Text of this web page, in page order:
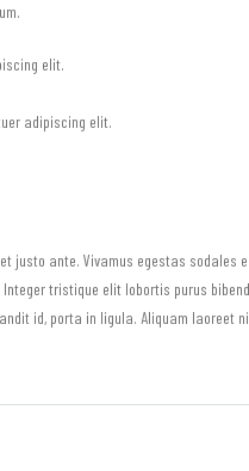
elit.
adipiscing elit.
justo ante. Vivamus egestas sodales
tristique elit lobortis purus
id, porta in ligula. Aliquam laoreet